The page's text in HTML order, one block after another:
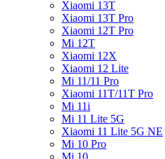
Xiaomi 13T
Xiaomi 13T Pro
Xiaomi 12T Pro
Mi 12T
Xiaomi 12X
Xiaomi 12 Lite
Mi 11/11 Pro
Xiaomi 11T/11T Pro
Mi 11i
Mi 11 Lite 5G
Xiaomi 11 Lite 5G NE
Mi 10 Pro
Mi 10